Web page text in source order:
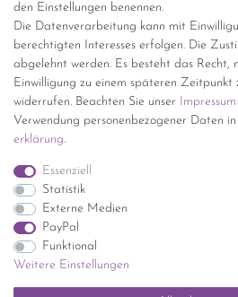
den Einstellungen benennen.
Die Datenverarbeitung kann mit
berechtigten Interesses erfolgen. Die
abgelehnt werden. Es besteht das Recht,
Einwilligung zu einem späteren Zeitpunkt
widerrufen. Beachten Sie unser Impressum
Verwendung personenbezogener Daten in
erklärung.
Essenziell
Statistik
Externe Medien
PayPal
Funktional
Weitere Einstellungen
kostenfreie Lieferung ab 150 Euro
Deutschlands)
Übersicht Internationale
Wir kaufen an
Sie haben zuviel Porzellan im Schrank?
Einfach unverbindliches Angebot
*Endpreis inkl. MwSt. (Dieser
UStG der
Mehrwertsteuer auf der
Impressum Daten­schutz­erklärung